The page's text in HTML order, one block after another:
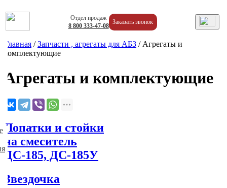
Заказать звонок
Отдел продаж
8 800333-47-08
Главная /Запчасти , агрегаты для АБЗ / Агрегаты и
комплектующие
Агрегаты и комплектующие
Лопатки и стойки
на смеситель
ДС-185, ДС-185У
Звездочка